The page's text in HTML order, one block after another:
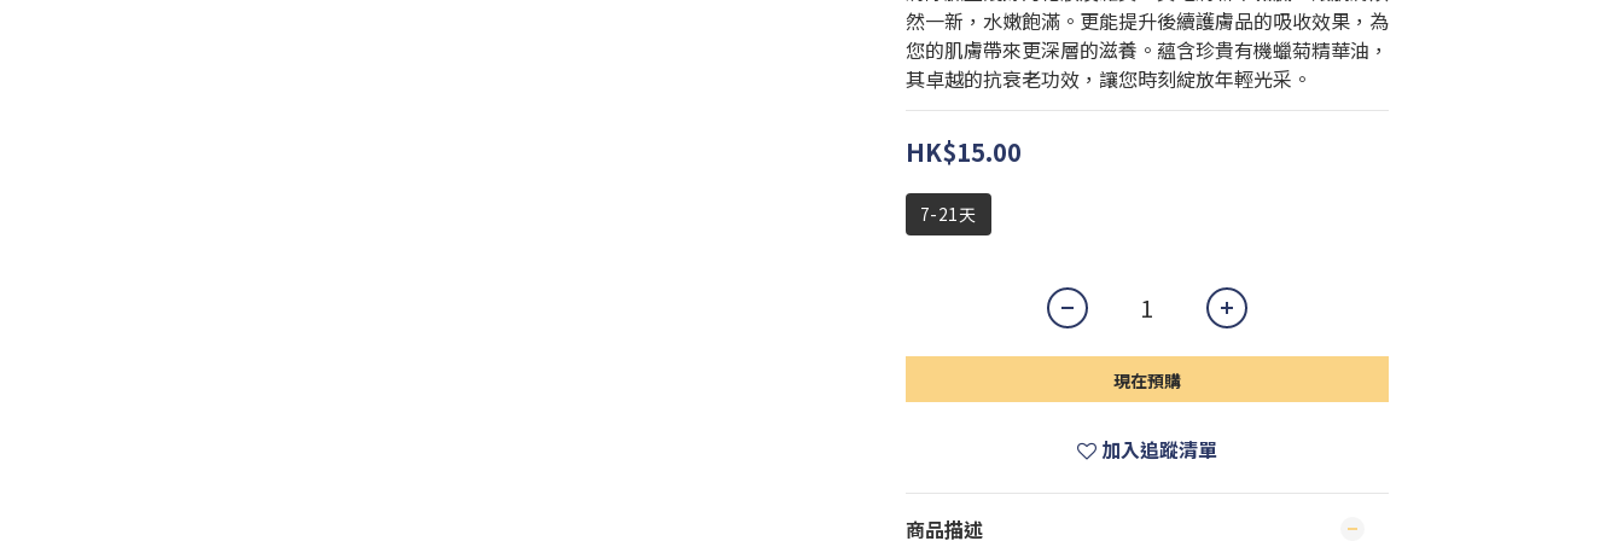
然一新，水嫩飽滿。更能提升後續護膚品的吸收效果，為
您的肌膚帶來更深層的滋養。蘊含珍貴有機蠟菊精華油，
其卓越的抗衰老功效，讓您時刻綻放年輕光采。
HK$15.00
7-21天
現在預購
加入追蹤清單
商品描述